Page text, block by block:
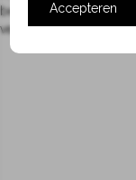
bewoners reflecteert.
vertoeven is.
Accepteren